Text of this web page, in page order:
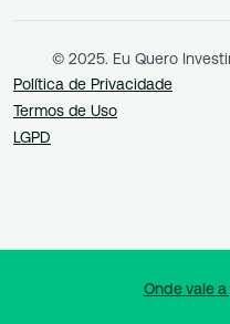
Onde vale
© 2025. Eu Quero
Política de Privacidade
Termos de Uso
LGPD